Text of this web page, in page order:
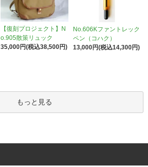
【復刻プロジェクト】N
o.905散策リュック
35,000円(税込38,500円)
No.606Kファントレック
ペン（コハク）
13,000円(税込14,300円)
もっと見る